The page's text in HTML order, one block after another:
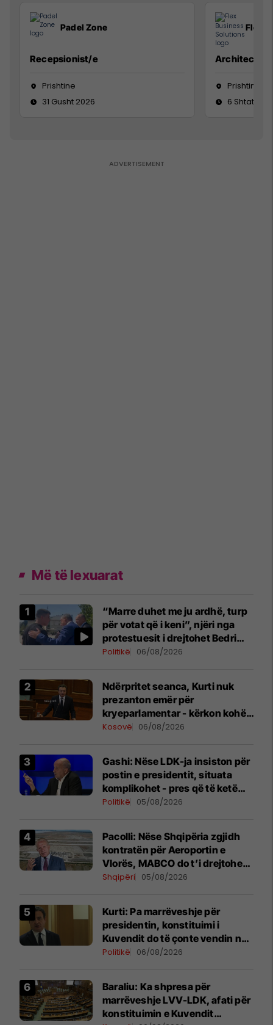
Padel Zone
Recepsionist/e
Prishtine
31 Gusht 2026
Flex
Architect
Prishtinë
6 Shtator
Më të lexuarat
“Marre duhet me ju ardhë, turp
për votat që i keni”, njëri nga
protestuesit i drejtohet Bedri
Hamzës
Politikë 06/08/2026
Ndërpritet seanca, Kurti nuk
prezanton emër për
kryeparlamentar - kërkon kohë
shtesë për marrëveshje politike
Kosovë 06/08/2026
Gashi: Nëse LDK-ja insiston për
postin e presidentit, situata
komplikohet - pres që të ketë
lëshim
Politikë 05/08/2026
Pacolli: Nëse Shqipëria zgjidh
kontratën për Aeroportin e
Vlorës, MABCO do t’i drejtohet
arbitrazhit ndërkombëtar
Shqipëri 05/08/2026
Kurti: Pa marrëveshje për
presidentin, konstituimi i
Kuvendit do të çonte vendin në
zgjedhje të reja
Politikë 06/08/2026
Baraliu: Ka shpresa për
marrëveshje LVV-LDK, afati për
konstituimin e Kuvendit